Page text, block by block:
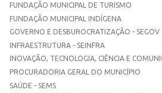
FUNDAÇÃO MUNICIPAL DE TURISMO
FUNDAÇÃO MUNICIPAL INDÍGENA
GOVERNO E DESBUROCRATIZAÇÃO - SEGOV
INFRAESTRUTURA - SEINFRA
INOVAÇÃO, TECNOLOGIA, CIÊNCIA E
PROCURADORIA GERAL DO MUNICÍPIO
SAÚDE - SEMS